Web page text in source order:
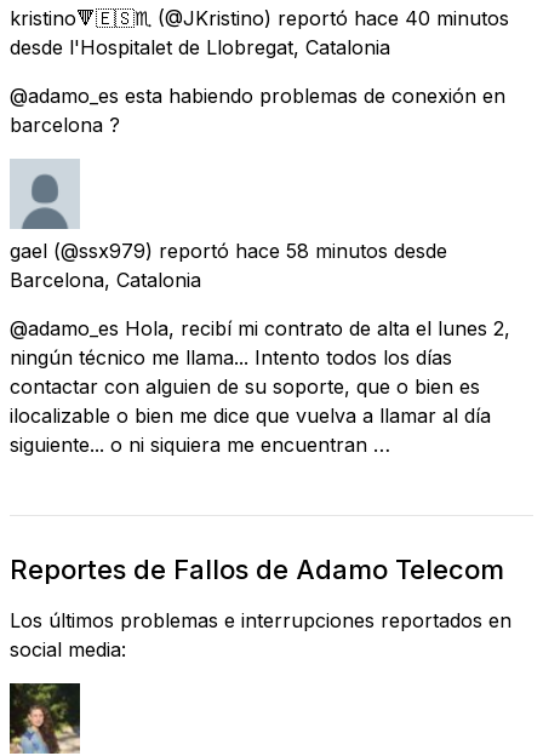
kristino🔻🇪🇸♏️ (@JKristino) reportó hace 40 minutos
desde l'Hospitalet de Llobregat, Catalonia
@adamo_es esta habiendo problemas de conexión en
barcelona ?
gael (@ssx979) reportó hace 58 minutos desde
Barcelona, Catalonia
@adamo_es Hola, recibí mi contrato de alta el lunes 2,
ningún técnico me llama... Intento todos los días
contactar con alguien de su soporte, que o bien es
ilocalizable o bien me dice que vuelva a llamar al día
siguiente... o ni siquiera me encuentran …
Reportes de Fallos de Adamo Telecom
Los últimos problemas e interrupciones reportados en
social media: